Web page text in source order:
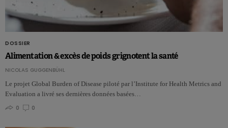
DOSSIER
Alimentation & excès de poids grignotent la santé
NICOLAS GUGGENBÜHL
Le projet Global Burden of Disease piloté par l’Institute for Health Metrics and
Evaluation a livré ses dernières données basées…
0
0